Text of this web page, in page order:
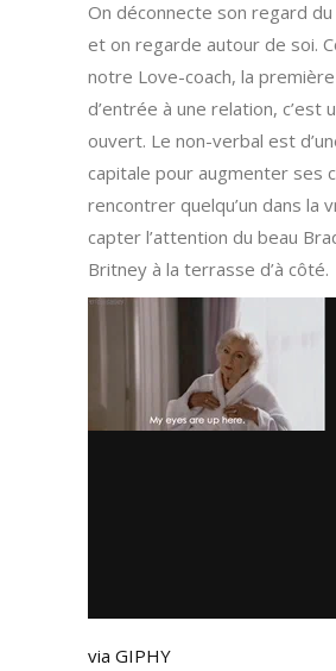
On déconnecte son regard
et on regarde autour de soi.
notre Love-coach, la
d’entrée à une relation, c’est
ouvert. Le non-verbal est
capitale pour augmenter ses
rencontrer quelqu’un dans la
capter l’attention du beau
Britney à la terrasse d’à côté.
via GIPHY